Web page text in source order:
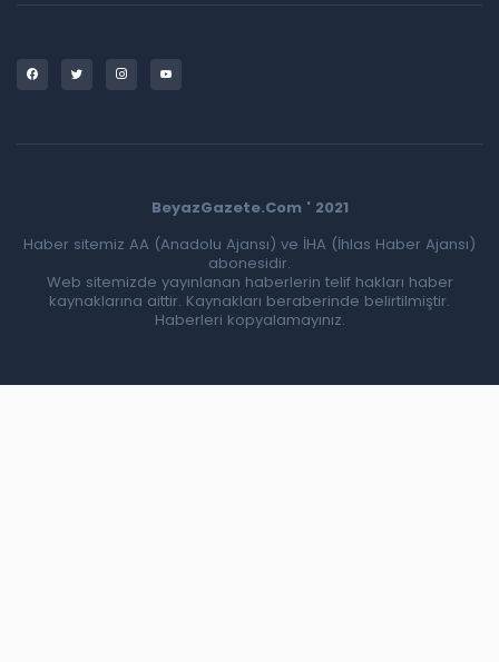
BeyazGazete.Com ' 2021
Haber sitemiz AA (Anadolu Ajansı) ve İHA (İhlas Haber Ajansı)
abonesidir.
Web sitemizde yayınlanan haberlerin telif hakları haber
kaynaklarına aittir. Kaynakları beraberinde belirtilmiştir.
Haberleri kopyalamayınız.